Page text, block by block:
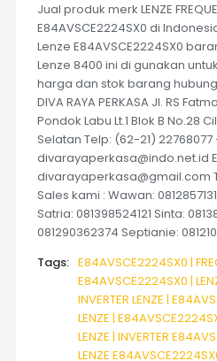
Jual produk merk LENZE
E84AVSCE2224SX0 di
Lenze E84AVSCE2224SX0
Lenze 8400 ini di gunakan
harga dan stok barang
DIVA RAYA PERKASA Jl. RS
Pondok Labu Lt.1 Blok B No.28
Selatan Telp: (62-21) 22768077
divarayaperkasa@indo.net.id
divarayaperkasa@gmail.com
Sales kami : Wawan:
Satria: 081398524121 Sinta:
081290362374 Septianie:
Tags: E84AVSCE2224SX0 |
E84AVSCE2224SX0 |
INVERTER LENZE |
LENZE |
LENZE | INVERTER
LENZE